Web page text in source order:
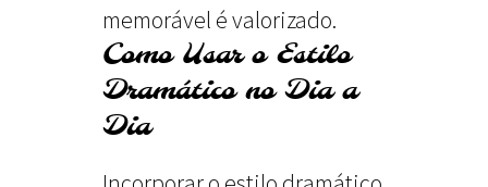
memorável é valorizado.
Como Usar o Estilo
Dramático no Dia a
Dia